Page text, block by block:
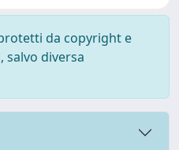
da copyright e
diversa